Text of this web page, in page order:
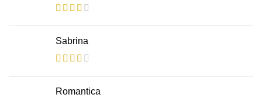
Sabrina
Romantica